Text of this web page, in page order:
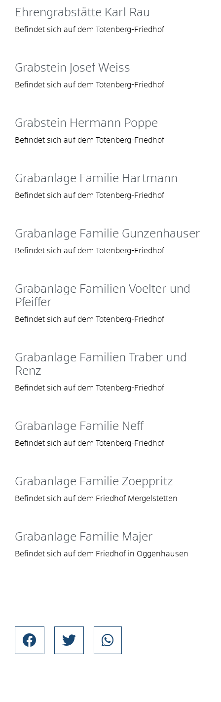
Ehrengrabstätte Karl Rau
Befindet sich auf dem Totenberg-Friedhof
Grabstein Josef Weiss
Befindet sich auf dem Totenberg-Friedhof
Grabstein Hermann Poppe
Befindet sich auf dem Totenberg-Friedhof
Grabanlage Familie Hartmann
Befindet sich auf dem Totenberg-Friedhof
Grabanlage Familie Gunzenhauser
Befindet sich auf dem Totenberg-Friedhof
Grabanlage Familien Voelter und
Pfeiffer
Befindet sich auf dem Totenberg-Friedhof
Grabanlage Familien Traber und
Renz
Befindet sich auf dem Totenberg-Friedhof
Grabanlage Familie Neff
Befindet sich auf dem Totenberg-Friedhof
Grabanlage Familie Zoeppritz
Befindet sich auf dem Friedhof Mergelstetten
Grabanlage Familie Majer
Befindet sich auf dem Friedhof in Oggenhausen